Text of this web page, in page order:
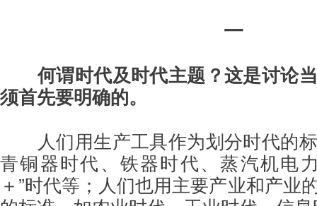
一
何谓时代及时代主题？这是讨论
须首先要明确的。
人们用生产工具作为划分时代的
青铜器时代、铁器时代、蒸汽机电
＋”时代等；人们也用主要产业和产业